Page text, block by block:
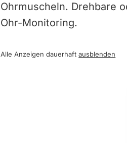
Ohrmuscheln. Drehbare
Ohr-Monitoring.
Alle Anzeigen dauerhaftausblenden